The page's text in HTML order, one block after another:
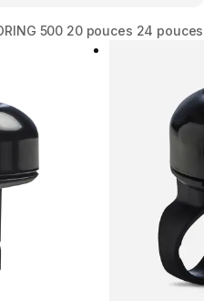
500 20 pouces 24